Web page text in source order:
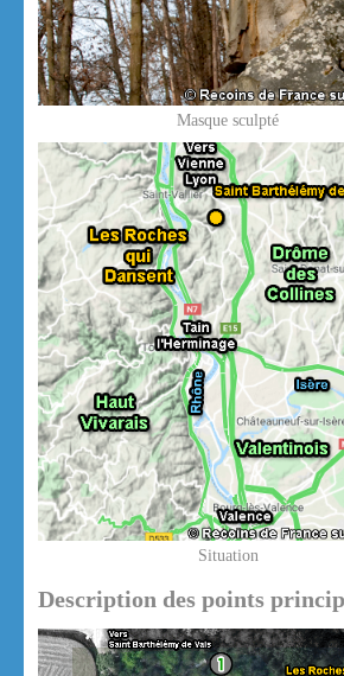
Masque sculpté
Situation
Description des points